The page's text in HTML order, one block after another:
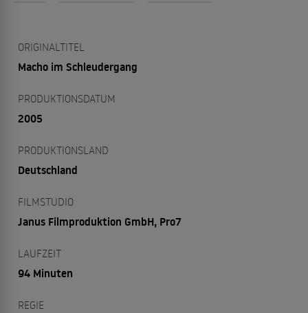
ORIGINALTITEL
Macho im Schleudergang
PRODUKTIONSDATUM
2005
PRODUKTIONSLAND
Deutschland
FILMSTUDIO
Janus Filmproduktion GmbH, Pro7
LAUFZEIT
94 Minuten
REGIE